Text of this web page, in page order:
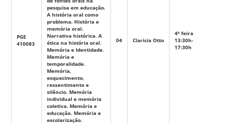
PGE
410083
pesquisa em educação.
A história oral como
problema. História e
memória oral.
Narrativa histórica. A
ética na história oral.
Memória e Identidade.
Memória e
temporalidade.
Memória,
esquecimento,
ressentimento e
silêncio. Memória
individual e memória
coletiva. Memória e
educação. Memória e
escolarização.
04 Claricia Otto
4ª feira
13:30h-
17:30h